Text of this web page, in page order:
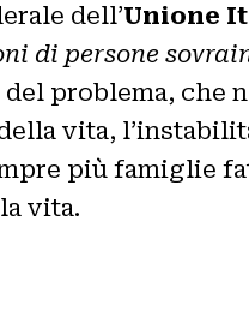
dell’Unione
di persone
problema, che
vita,
più famiglie
vita.